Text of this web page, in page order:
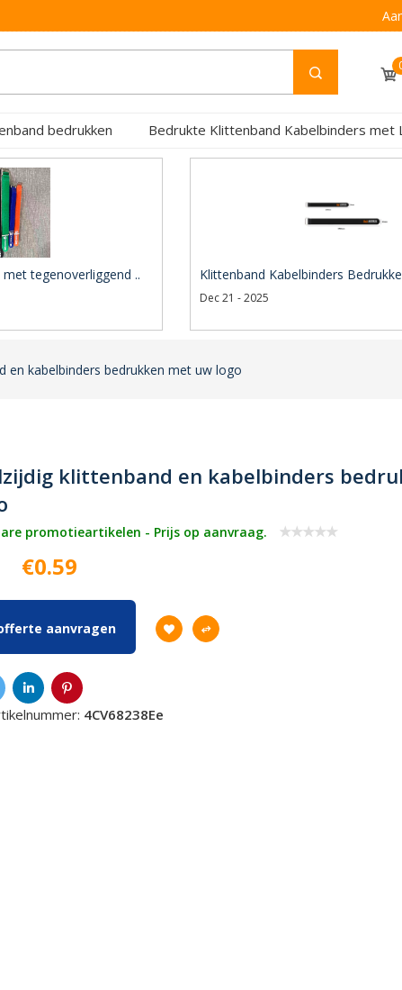
bedrukken
Bedrukte Klittenband Kabelbinders met
tegenoverliggend .. Klittenband Kabelbinders
Dec 21 - 2025
en kabelbinders bedrukken met uw logo
klittenband en kabelbinders
promotieartikelen - Prijs op aanvraag.
€0.59
aanvragen
4CV68238Ee